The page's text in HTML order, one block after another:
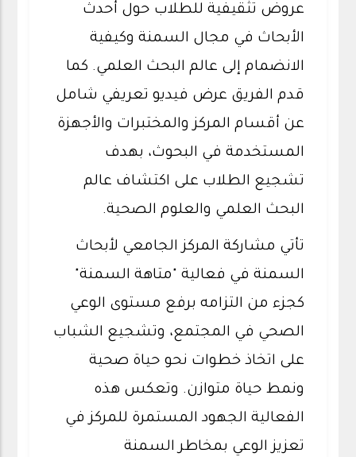
عروض تثقيفية للطلاب حول أحدث
الأبحاث في مجال السمنة وكيفية
الانضمام إلى عالم البحث العلمي. كما
قدم الفريق عرض فيديو تعريفي شامل
عن أقسام المركز والمختبرات والأجهزة
المستخدمة في البحوث، بهدف
تشجيع الطلاب على اكتشاف عالم
البحث العلمي والعلوم الصحية.
تأتي مشاركة المركز الجامعي لأبحاث
السمنة في فعالية "متاهة السمنة"
كجزء من التزامه برفع مستوى الوعي
الصحي في المجتمع، وتشجيع الشباب
على اتخاذ خطوات نحو حياة صحية
ونمط حياة متوازن. وتعكس هذه
الفعالية الجهود المستمرة للمركز في
تعزيز الوعي بمخاطر السمنة